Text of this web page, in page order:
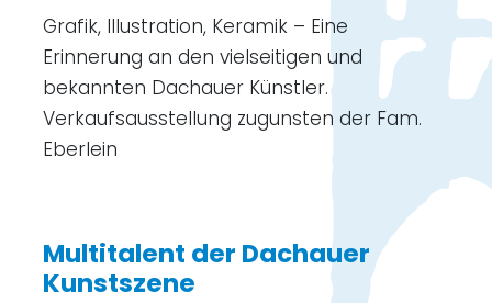
Grafik, Illustration, Keramik – Eine
Erinnerung an den vielseitigen und
bekannten Dachauer Künstler.
Verkaufsausstellung zugunsten der Fam.
Eberlein
Multitalent der Dachauer
Kunstszene